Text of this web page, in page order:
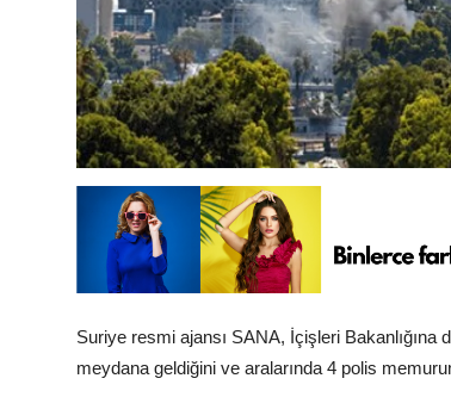
Suriye resmi ajansı SANA, İçişleri Bakanlığına
meydana geldiğini ve aralarında 4 polis